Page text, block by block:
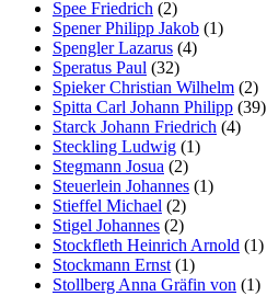
Spee Friedrich (2)
Spener Philipp Jakob (1)
Spengler Lazarus (4)
Speratus Paul (32)
Spieker Christian Wilhelm (2)
Spitta Carl Johann Philipp (39)
Starck Johann Friedrich (4)
Steckling Ludwig (1)
Stegmann Josua (2)
Steuerlein Johannes (1)
Stieffel Michael (2)
Stigel Johannes (2)
Stockfleth Heinrich Arnold (1)
Stockmann Ernst (1)
Stollberg Anna Gräfin von (1)